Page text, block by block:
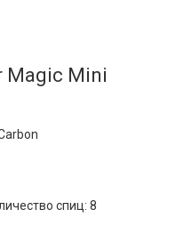
Magic Mini
спиц: 8